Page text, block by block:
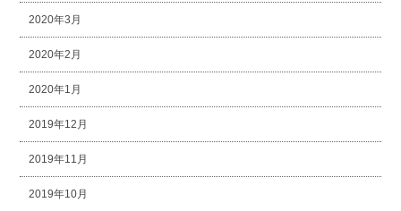
2020年3月
2020年2月
2020年1月
2019年12月
2019年11月
2019年10月